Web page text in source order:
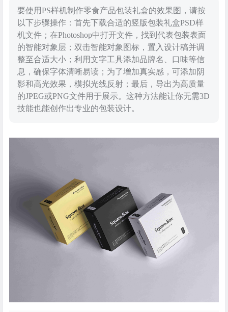
要使用PS样机制作零食产品包装礼盒的效果图，请按
以下步骤操作：首先下载合适的竖版包装礼盒PSD样
机文件；在Photoshop中打开文件，找到代表包装表面
的智能对象层；双击智能对象图标，置入设计稿并调
整至合适大小；利用文字工具添加品牌名、口味等信
息，确保字体清晰易读；为了增加真实感，可添加阴
影和高光效果，模拟光线反射；最后，导出为高质量
的JPEG或PNG文件用于展示。这种方法能让你无需3D
技能也能创作出专业的包装设计。